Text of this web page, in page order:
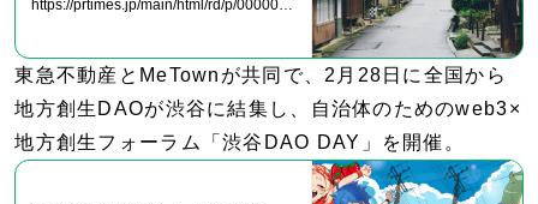
https://prtimes.jp/main/html/rd/p/0000001
東急不動産とMeTownが共同で、2月28日に全国から
地方創生DAOが渋谷に結集し、自治体のためのweb3×
地方創生フォーラム「渋谷DAO DAY」を開催。